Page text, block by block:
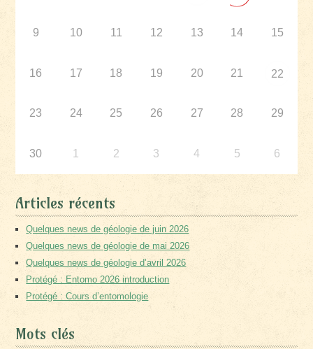
9 10 11 12 13 14 15
16 17 18 19 20 21 22
23 24 25 26 27 28 29
30 1 2 3 4 5 6
Articles récents
Quelques news de géologie de juin 2026
Quelques news de géologie de mai 2026
Quelques news de géologie d’avril 2026
Protégé : Entomo 2026 introduction
Protégé : Cours d’entomologie
Mots clés